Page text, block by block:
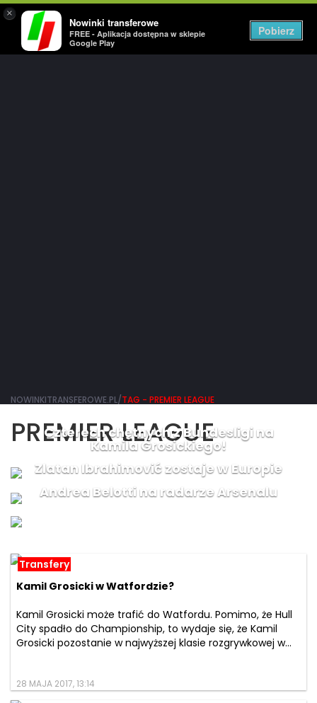
×
Nowinki transferowe
FREE - Aplikacja dostępna w sklepie
Google Play
Pobierz
NOWINKITRANSFEROWE.PL/TAG - PREMIER LEAGUE
PREMIER LEAGUE
Czterech chętnych z Bundesligi na
Kamila Grosickiego!
Zlatan Ibrahimović zostaje w Europie
Andrea Belotti na radarze Arsenalu
Transfery
Kamil Grosicki w Watfordzie?
Kamil Grosicki może trafić do Watfordu. Pomimo, że Hull
City spadło do Championship, to wydaje się, że Kamil
Grosicki pozostanie w najwyższej klasie rozgrywkowej w...
28 MAJA 2017, 13:14